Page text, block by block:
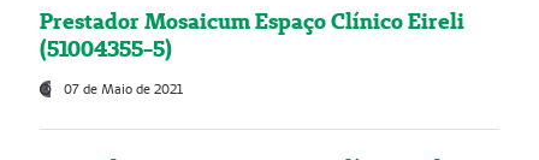
Prestador Mosaicum Espaço Clínico Eireli
(51004355-5)
07 de Maio de 2021